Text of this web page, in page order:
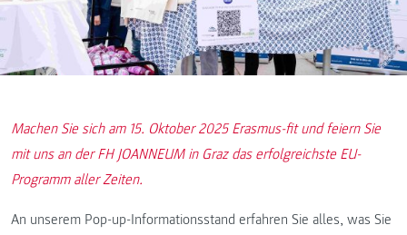
Machen Sie sich am 15. Oktober 2025 Erasmus-fit und feiern Sie
mit uns an der FH JOANNEUM in Graz das erfolgreichste EU-
Programm aller Zeiten.
An unserem Pop-up-Informationsstand erfahren Sie alles, was Sie